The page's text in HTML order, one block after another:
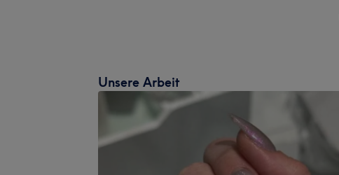
Unsere Arbeit